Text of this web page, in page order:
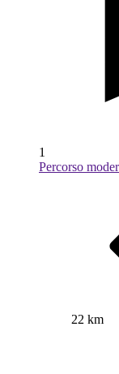
1
Percorso
22 km